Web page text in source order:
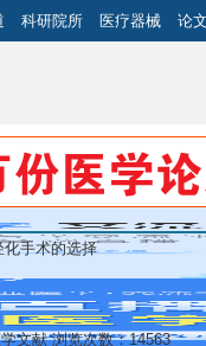
科研院所 医疗器械 论
手术的选择
文献 浏览次数：14563